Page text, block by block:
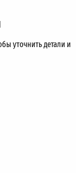
уточнить детали и